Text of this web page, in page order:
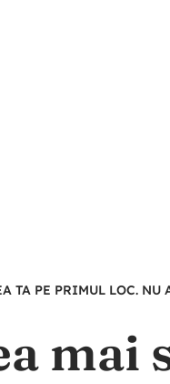
TA PE PRIMUL LOC. NU